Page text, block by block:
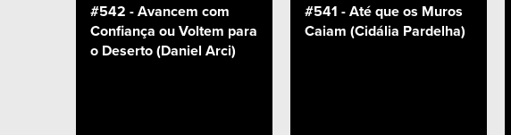
#542 - Avancem com
Confiança ou Voltem para
o Deserto (Daniel Arci)
#541 - Até que os Muros
Caiam (Cidália Pardelha)